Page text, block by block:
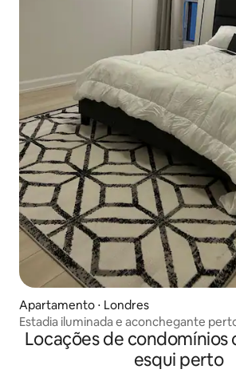
Apartamento ⋅ Londres
Estadia iluminada e aconchegante
Locações de condomínios
esqui perto